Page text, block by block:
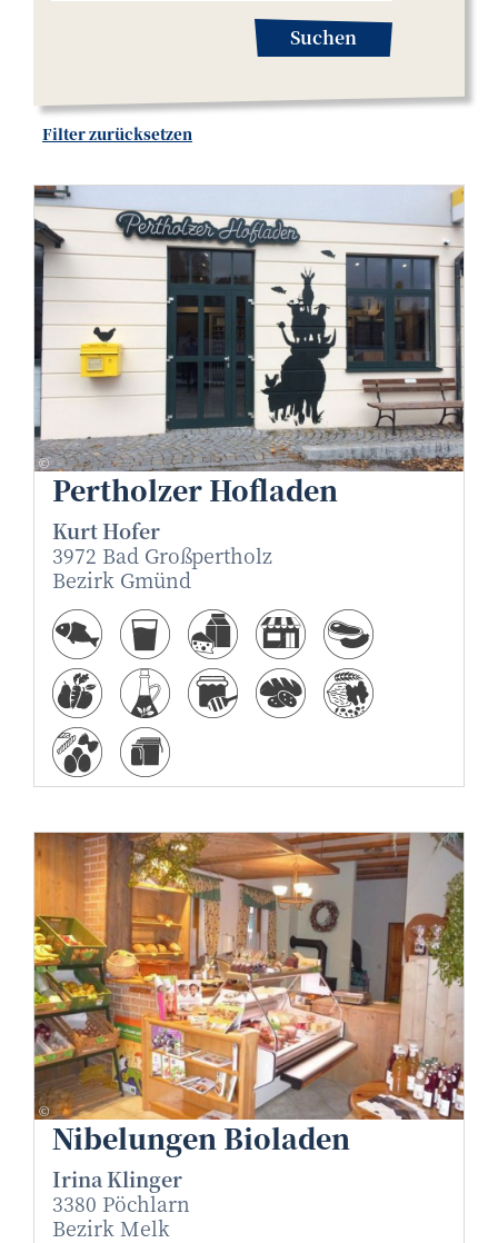
Suchen
Filter zurücksetzen
©Kurt Hofer
Pertholzer Hofladen
Kurt Hofer
3972 Bad Großpertholz
Bezirk Gmünd
©Irina Klinger
Nibelungen Bioladen
Irina Klinger
3380 Pöchlarn
Bezirk Melk